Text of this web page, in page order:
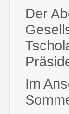
Der
Im